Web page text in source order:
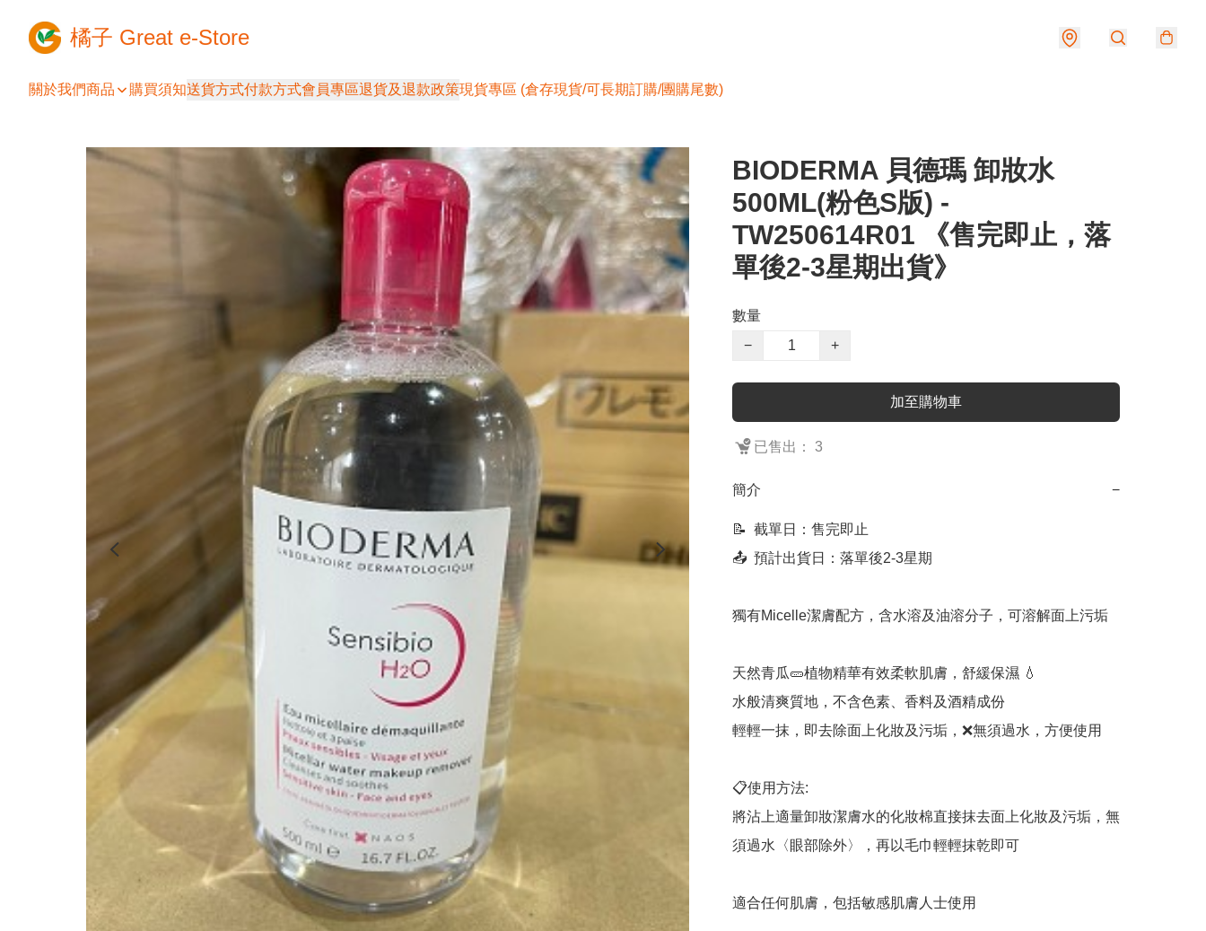
橘子 Great e-Store
關於我們商品 購買須知送貨方式付款方式會員專區退貨及退款政策現貨專區 (倉存現貨/可長期訂購/團購尾數)
BIODERMA 貝德瑪 卸妝水
500ML(粉色S版) -
TW250614R01 《售完即止，落
單後2-3星期出貨》
數量
−
+
加至購物車
已售出： 3
簡介 −
📝  截單日：售完即止
📤  預計出貨日：落單後2-3星期
獨有Micelle潔膚配方，含水溶及油溶分子，可溶解面上污垢
天然青瓜🥒植物精華有效柔軟肌膚，舒緩保濕 💧
水般清爽質地，不含色素、香料及酒精成份
輕輕一抹，即去除面上化妝及污垢，❌️無須過水，方便使用
📋使用方法:
將沾上適量卸妝潔膚水的化妝棉直接抹去面上化妝及污垢，無
須過水〈眼部除外〉，再以毛巾輕輕抹乾即可
適合任何肌膚，包括敏感肌膚人士使用